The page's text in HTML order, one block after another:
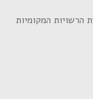
המקומיות